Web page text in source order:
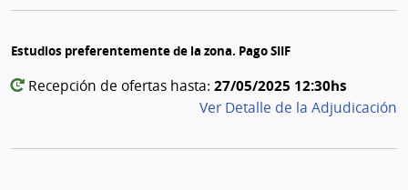
Estudios preferentemente de la zona. Pago SIIF
Recepción de ofertas hasta: 27/05/2025 12:30hs
Ver Detalle de la Adjudicación